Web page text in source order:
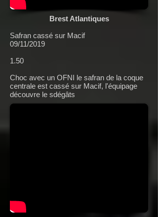
Brest Atlantiques
Safran cassé sur Macif
09/11/2019
1.50
Choc avec un OFNI le safran de la coque
centrale est cassé sur Macif, l'équipage
découvre le sdégâts